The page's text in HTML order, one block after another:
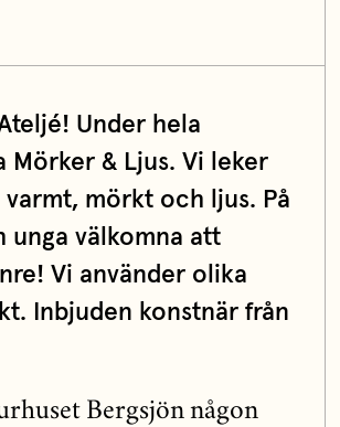
Under hela
& Ljus. Vi leker
mörkt och ljus. På
unga välkomna att
Vi använder olika
Inbjuden konstnär från
Bergsjön någon